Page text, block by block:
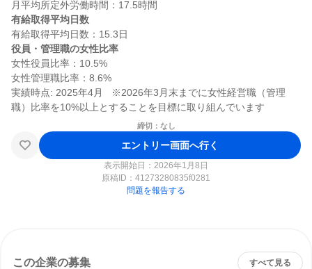
有給取得平均日数
役員・管理職の女性比率
女性役員比率：10.5%
女性管理職比率：8.6%
実績時点: 2025年4月   ※2026年3月末までに女性経営職（管理
締切：なし
エントリー画面へ行く
表示開始日：2026年1月8日
原稿ID： 41273280835f0281
問題を報告する
この企業の募集 すべて見る